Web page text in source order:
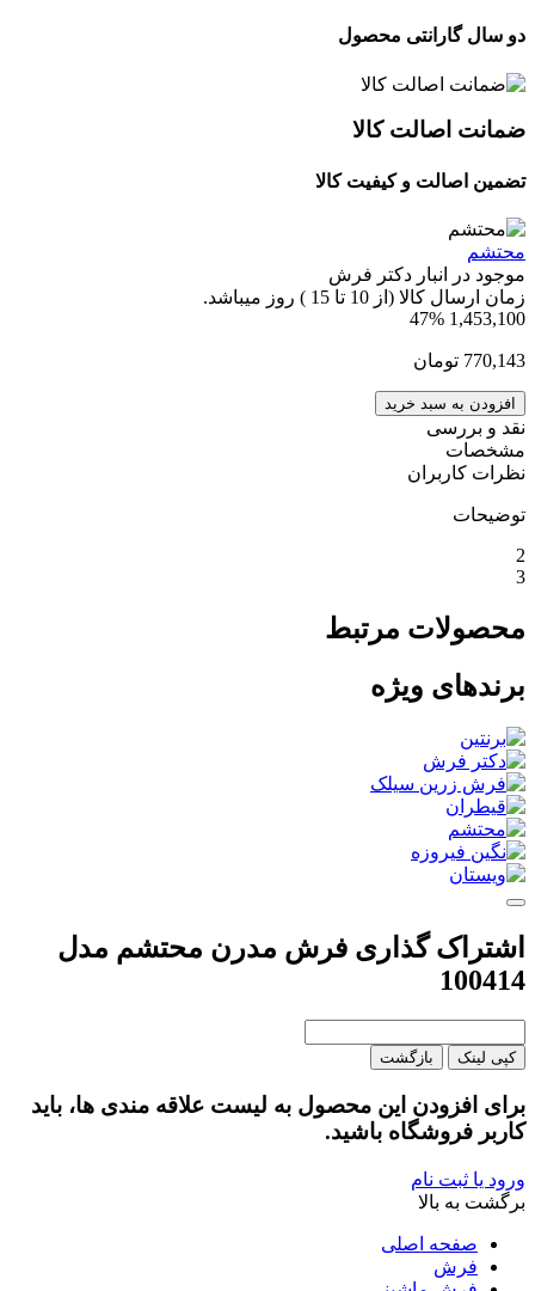
دو سال گارانتی محصول
ضمانت اصالت کالا
تضمین اصالت و کیفیت کالا
محتشم
موجود در انبار دکتر فرش
زمان ارسال کالا (از 10 تا 15 ) روز میباشد.
1,453,100
47%
770,143 تومان
افزودن به سبد خرید
نقد و بررسی
مشخصات
نظرات کاربران
توضیحات
2
3
محصولات مرتبط
برندهای ویژه
اشتراک گذاری فرش مدرن محتشم مدل
100414
کپی لینک بازگشت
برای افزودن این محصول به لیست علاقه مندی ها، باید
کاربر فروشگاه باشید.
ورود یا ثبت نام
برگشت به بالا
صفحه اصلی
فرش